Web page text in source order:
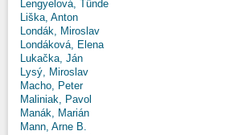
Lengyelová, Tünde
Liška, Anton
Londák, Miroslav
Londáková, Elena
Lukačka, Ján
Lysý, Miroslav
Macho, Peter
Maliniak, Pavol
Manák, Marián
Mann, Arne B.